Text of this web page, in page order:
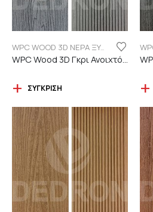
WPC WOOD 3D ΝΕΡΑ ΞΥΛΟΥ
ΣΎΓΚΡΙΣΗ